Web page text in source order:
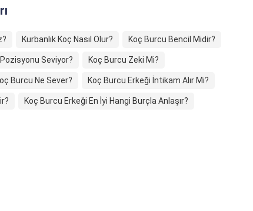
Kurbanlık Koç Nasıl Olur? Koç Burcu Bencil Midir?
Seviyor? Koç Burcu Zeki Mi?
Burcu Ne Sever? Koç Burcu Erkeği İntikam Alır Mi?
Koç Burcu Erkeği En İyi Hangi Burçla Anlaşır?